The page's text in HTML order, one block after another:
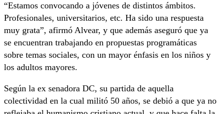
“Estamos convocando a jóvenes de distintos ámbitos.
Profesionales, universitarios, etc. Ha sido una respuesta
muy grata”, afirmó Alvear, y que además aseguró que ya
se encuentran trabajando en propuestas programáticas
sobre temas sociales, con un mayor énfasis en los niños y
los adultos mayores.
Según la ex senadora DC, su partida de aquella
colectividad en la cual militó 50 años, se debió a que ya no